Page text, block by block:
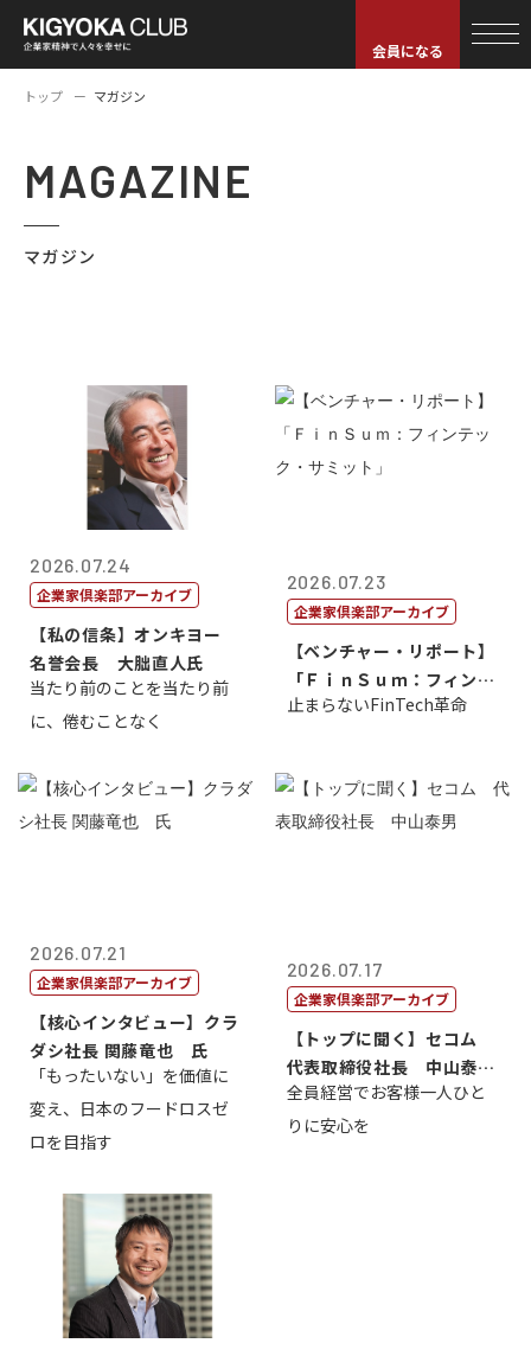
会員になる
トップ マガジン
MAGAZINE
マガジン
2026.07.24
企業家倶楽部アーカイブ
【私の信条】オンキヨー
名誉会長 大朏直人氏
当たり前のことを当たり前
に、倦むことなく
2026.07.23
企業家倶楽部アーカイブ
【ベンチャー・リポート】
「ＦｉｎＳｕｍ：フィンテ
ック・サミッ...
止まらないFinTech革命
2026.07.21
企業家倶楽部アーカイブ
【核心インタビュー】クラ
ダシ社長 関藤竜也 氏
「もったいない」を価値に
変え、日本のフードロスゼ
ロを目指す
2026.07.17
企業家倶楽部アーカイブ
【トップに聞く】セコム
代表取締役社長 中山泰
男
全員経営でお客様一人ひと
りに安心を